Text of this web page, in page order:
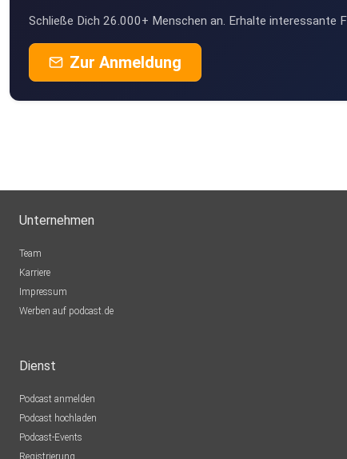
Schließe Dich 26.000+ Menschen an. Erhalte interessante
Zur Anmeldung
Unternehmen
Team
Karriere
Impressum
Werben auf podcast.de
Dienst
Podcast anmelden
Podcast hochladen
Podcast-Events
Registrierung